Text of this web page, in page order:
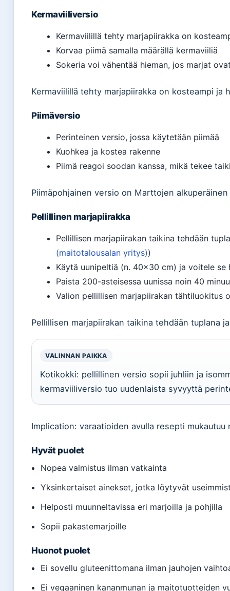
Kermaviiliversio
Kermaviilillä tehty marjapiirakka on
Korvaa piimä samalla määrällä kermaviiliä
Sokeria voi vähentää hieman, jos marjat
Kermaviilillä tehty marjapiirakka on kosteampi ja
Piimäversio
Perinteinen versio, jossa käytetään piimää
Kuohkea ja kostea rakenne
Piimä reagoi soodan kanssa, mikä tekee
Piimäpohjainen versio on Marttojen
Pellillinen marjapiirakka
Pellillisen marjapiirakan taikina tehdään
(maitotalousalan yritys))
Käytä uunipeltiä (n. 40×30 cm) ja voitele se
Paista 200-asteisessa uunissa noin 40
Valion pellillisen marjapiirakan tähtiluokitus
Pellillisen marjapiirakan taikina tehdään tuplana
VALINNAN PAIKKA
Kotikokki: pellillinen versio sopii juhliin ja
kermaviiliversio tuo uudenlaista syvyyttä
Implication: varaatioiden avulla resepti
Hyvät puolet
Nopea valmistus ilman vatkainta
Yksinkertaiset ainekset, jotka löytyvät
Helposti muunneltavissa eri marjoilla ja pohjilla
Sopii pakastemarjoille
Huonot puolet
Ei sovellu gluteenittomana ilman jauhojen
Ei vegaaninen kananmunan ja maitotuotteiden